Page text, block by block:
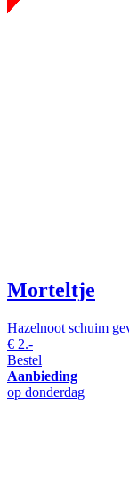
Morteltje
Hazelnoot schuim
€ 2.-
Bestel
Aanbieding
op donderdag